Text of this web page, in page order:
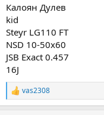
Калоян Дулев
kid
Steyr LG110 FT
NSD 10-50x60
JSB Exact 0.457
16J
R
e
vas2308